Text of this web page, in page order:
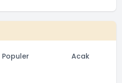
Populer Acak